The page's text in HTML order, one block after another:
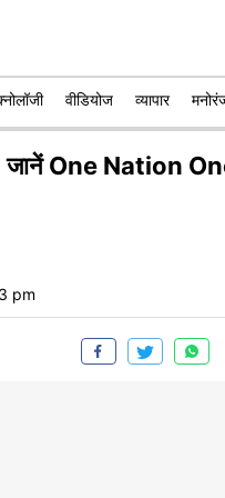
वीडियोज व्यापार
जानें One Nation
pm